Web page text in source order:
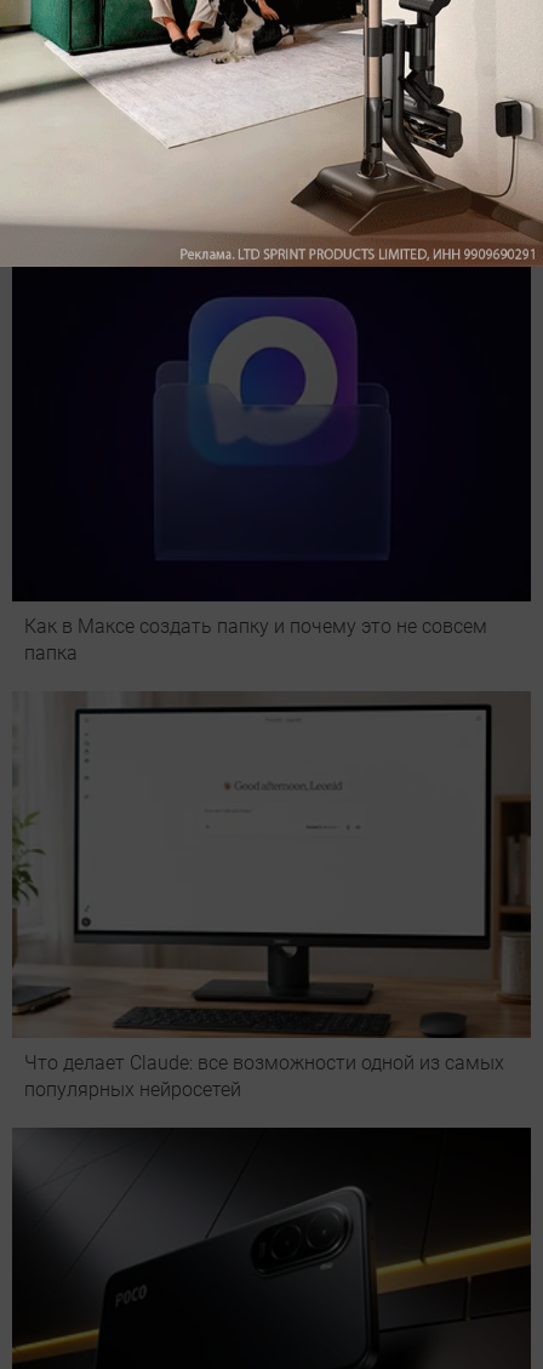
Подпишись на наш канал в мессенджере МАХ
Как в Максе создать папку и почему это не совсем
папка
Что делает Сlaude: все возможности одной из самых
популярных нейросетей